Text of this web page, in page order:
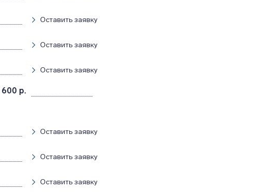
Оставить заявку
Оставить заявку
Оставить заявку
600 р.
Оставить заявку
Оставить заявку
Оставить заявку